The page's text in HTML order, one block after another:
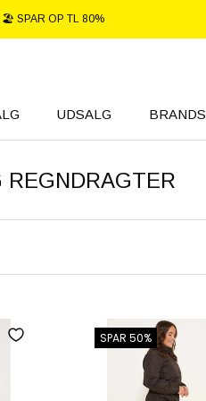
SPAR OP TL 80%
UDSALG
BRANDS
REGNDRAGTER
SPAR 50%